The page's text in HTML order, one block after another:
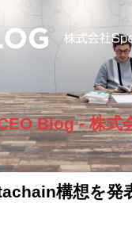
Blog - 株式
構想を発